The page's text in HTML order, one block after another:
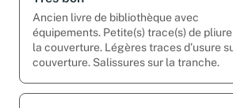
Très bon
Ancien livre de bibliothèque avec
équipements. Petite(s) trace(s) de
la couverture. Légères traces d’usure